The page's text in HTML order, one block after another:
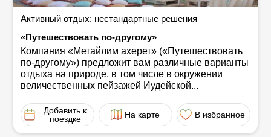
Активный отдых: нестандартные решения
«Путешествовать по-другому»
Компания «Метайлим ахерет» («Путешествовать
по-другому») предложит вам различные варианты
отдыха на природе, в том числе в окружении
величественных пейзажей Иудейской...
Добавить к
поездке
На карте В избранное